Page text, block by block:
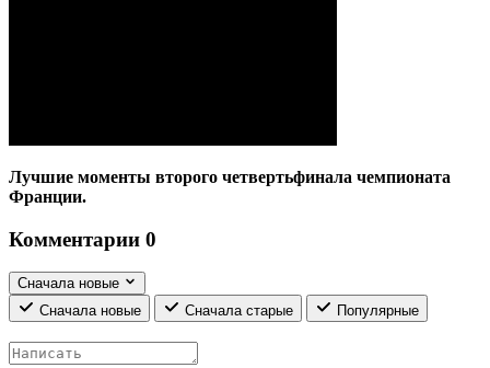
Лучшие моменты второго четвертьфинала чемпионата
Франции.
Комментарии 0
Сначала новые
Сначала новые
Сначала старые Популярные